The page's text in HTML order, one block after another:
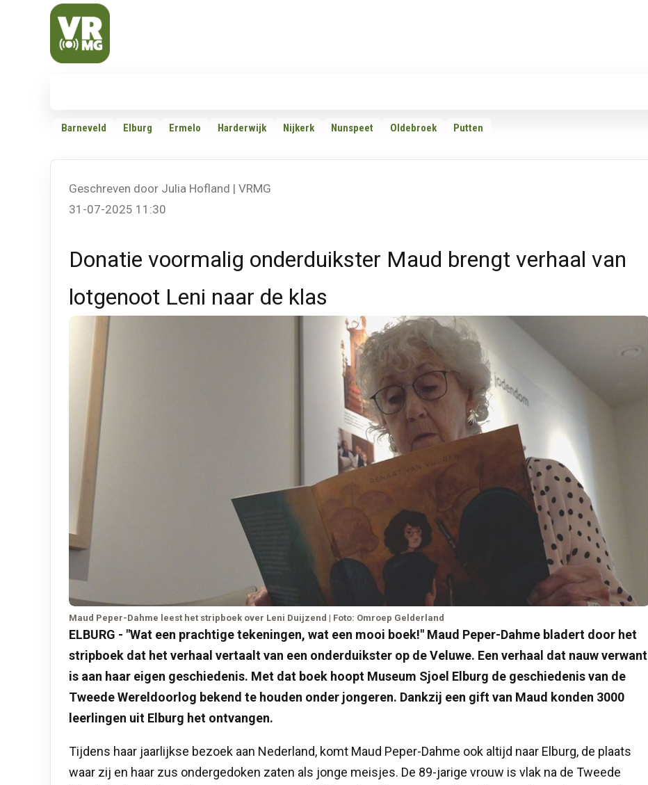
Veluwe Randmeer Mediagroep
VRMG, de omroep voor de Noord-West Veluwe
Barneveld Elburg Ermelo Harderwijk Nijkerk Nunspeet Oldebroek Putten
Geschreven door Julia Hofland | VRMG
31-07-2025 11:30
Donatie voormalig onderduikster Maud brengt verhaal van
lotgenoot Leni naar de klas
Maud Peper-Dahme leest het stripboek over Leni Duijzend | Foto: Omroep Gelderland
ELBURG - "Wat een prachtige tekeningen, wat een mooi boek!" Maud Peper-Dahme bladert door het
stripboek dat het verhaal vertaalt van een onderduikster op de Veluwe. Een verhaal dat nauw verwant
is aan haar eigen geschiedenis. Met dat boek hoopt Museum Sjoel Elburg de geschiedenis van de
Tweede Wereldoorlog bekend te houden onder jongeren. Dankzij een gift van Maud konden 3000
leerlingen uit Elburg het ontvangen.
Tijdens haar jaarlijkse bezoek aan Nederland, komt Maud Peper-Dahme ook altijd naar Elburg, de plaats
waar zij en haar zus ondergedoken zaten als jonge meisjes. De 89-jarige vrouw is vlak na de Tweede